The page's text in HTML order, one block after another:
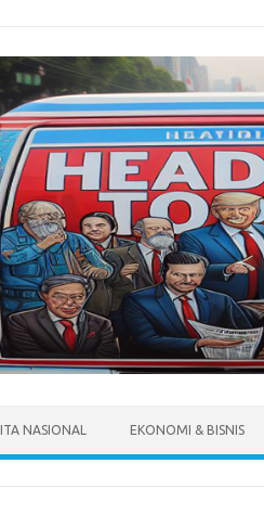
NASIONAL EKONOMI & BISNIS